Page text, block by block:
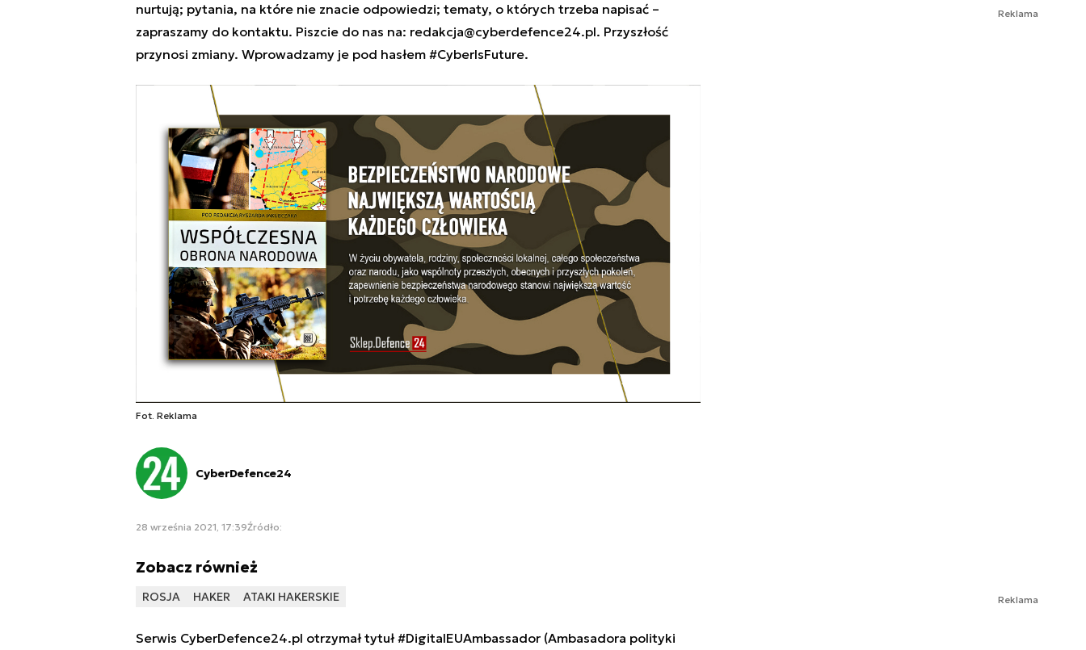
nurtują; pytania, na które nie znacie odpowiedzi; tematy, o których trzeba napisać –
zapraszamy do kontaktu. Piszcie do nas na: redakcja@cyberdefence24.pl. Przyszłość
przynosi zmiany. Wprowadzamy je pod hasłem #CyberIsFuture.
Fot. Reklama
CyberDefence24
28 września 2021, 17:39Źródło:
Zobacz również
ROSJA HAKER ATAKI HAKERSKIE
Serwis CyberDefence24.pl otrzymał tytuł #DigitalEUAmbassador (Ambasadora polityki
Reklama
Reklama